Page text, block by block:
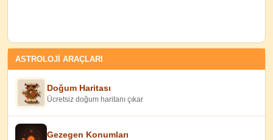
ASTROLOJİ ARAÇLARI
Doğum Haritası
Ücretsiz doğum haritanı çıkar
Gezegen Konumları